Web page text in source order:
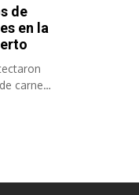
de
en la
carne